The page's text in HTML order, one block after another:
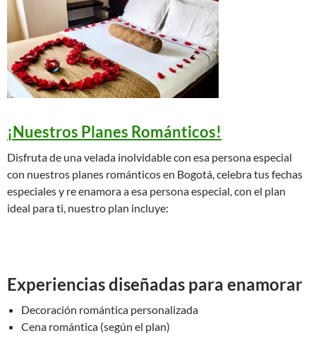
¡Nuestros Planes Románticos!
Disfruta de una velada inolvidable con esa persona especial
con nuestros planes románticos en Bogotá, celebra tus fechas
especiales y re enamora a esa persona especial, con el plan
ideal para ti, nuestro plan incluye:
Experiencias diseñadas para enamorar
Decoración romántica personalizada
Cena romántica (según el plan)